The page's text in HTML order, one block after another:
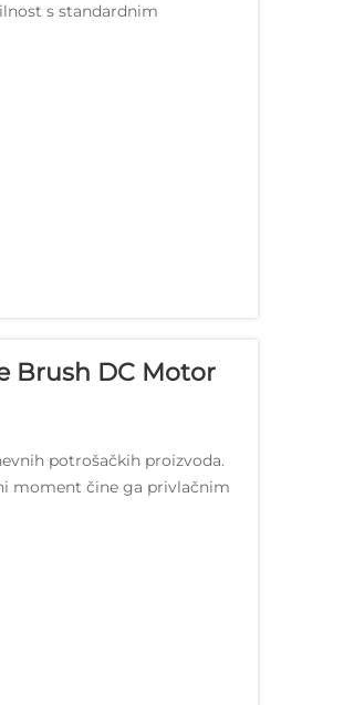
s standardnim
Brush DC Motor
potrošačkih proizvoda.
moment čine ga privlačnim